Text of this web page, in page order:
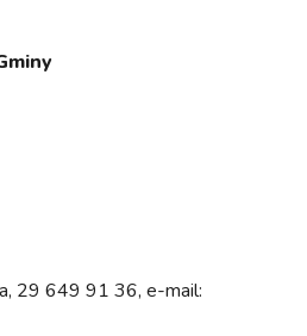
29 649 91 36, e-mail: